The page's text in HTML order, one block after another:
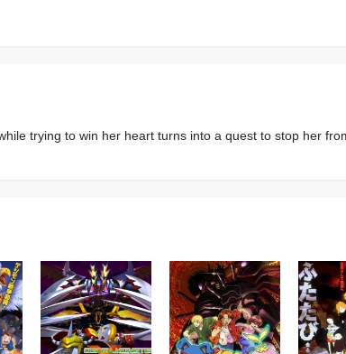
trying to win her heart turns into a quest to stop her